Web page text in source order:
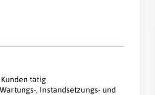
tätig
, Instandsetzungs- und